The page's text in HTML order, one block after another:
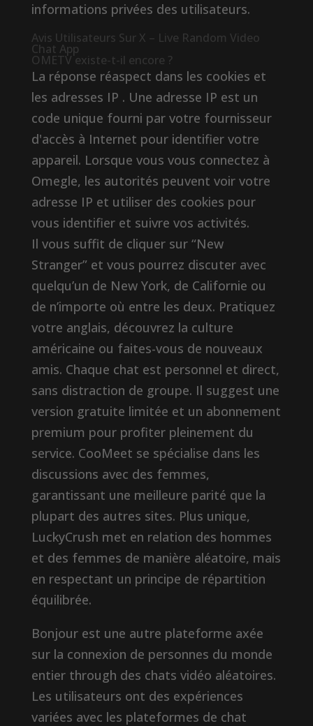
informations privées des utilisateurs.
Avis Utilisateurs Sur X – Live Random Video
Chat App
OMETV existe-t-il encore ?
La réponse réaspect dans les cookies et
les adresses IP . Une adresse IP est un
code unique fourni par votre fournisseur
d'accès à Internet pour identifier votre
appareil. Lorsque vous vous connectez à
Omegle, les autorités peuvent voir votre
adresse IP et utiliser des cookies pour
vous identifier et suivre vos activités.
Il vous suffit de cliquer sur “New
Stranger” et vous pourrez discuter avec
quelqu’un de New York, de Californie ou
de n’importe où entre les deux. Pratiquez
votre anglais, découvrez la culture
américaine ou faites-vous de nouveaux
amis. Chaque chat est personnel et direct,
sans distraction de groupe. Il suggest une
version gratuite limitée et un abonnement
premium pour profiter pleinement du
service. CooMeet se spécialise dans les
discussions avec des femmes,
garantissant une meilleure parité que la
plupart des autres sites. Plus unique,
LuckyCrush met en relation des hommes
et des femmes de manière aléatoire, mais
en respectant un principe de répartition
équilibrée.
Bonjour est une autre plateforme axée
sur la connexion de personnes du monde
entier through des chats vidéo aléatoires.
Les utilisateurs ont des expériences
variées avec les plateformes de chat